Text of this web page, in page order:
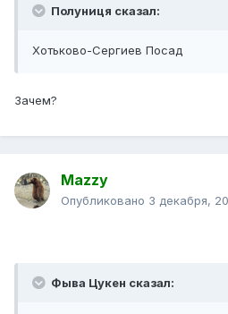
Полуниця сказал:
Хотьково-Сергиев Посад
Зачем?
Mazzy
Опубликовано 3 декабря,
Фыва Цукен сказал: